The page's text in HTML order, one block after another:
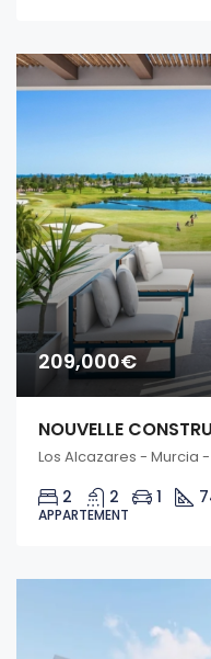
209,000€
Los Alcazares - Murcia
2 2 1
APPARTEMENT